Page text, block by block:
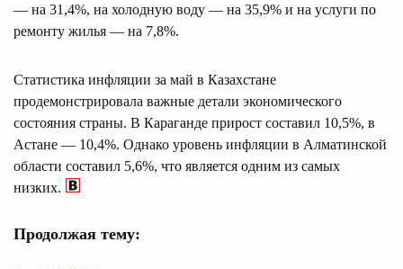
— на 31,4%, на холодную воду — на 35,9% и на услуги по
ремонту жилья — на 7,8%.
Статистика инфляции за май в Казахстане
продемонстрировала важные детали экономического
состояния страны. В Караганде прирост составил 10,5%, в
Астане — 10,4%. Однако уровень инфляции в Алматинской
области составил 5,6%, что является одним из самых
низких.
Продолжая тему: